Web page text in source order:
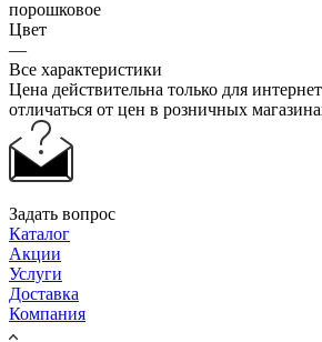
порошковое
Цвет
—
Все характеристики
Цена действительна только для
отличаться от цен в розничных
Задать вопрос
Каталог
Акции
Услуги
Доставка
Компания